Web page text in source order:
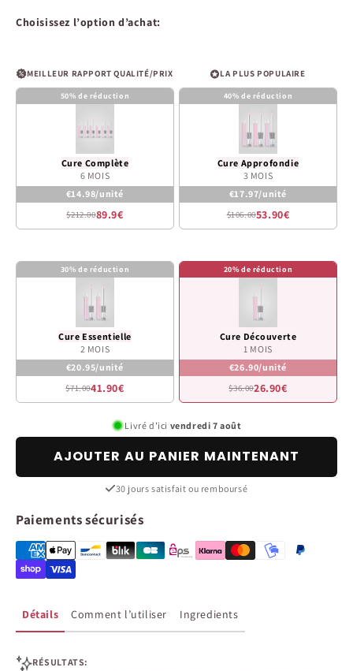
Choisissez l’option d’achat:
MEILLEUR RAPPORT QUALITÉ/PRIX
50% de réduction
Cure Complète
6 MOIS
€14.98/unité
$212.0089.9€
LA PLUS POPULAIRE
40% de réduction
Cure Approfondie
3 MOIS
€17.97/unité
$106.0053.90€
30% de réduction
Cure Essentielle
2 MOIS
€20.95/unité
$71.0041.90€
20% de réduction
Cure Découverte
1 MOIS
€26.90/unité
$36.0026.90€
Livré d’ici vendredi 7 août
AJOUTER AU PANIER MAINTENANT
30 jours satisfait ou remboursé
Paiements sécurisés
Détails Comment l’utiliser Ingredients
RÉSULTATS: